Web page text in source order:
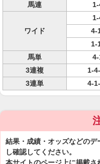
馬連
ワイド
4-
1-
馬単
3連複
1-
3連単
4-
結果・成績・オッズなどの
し確認してください。